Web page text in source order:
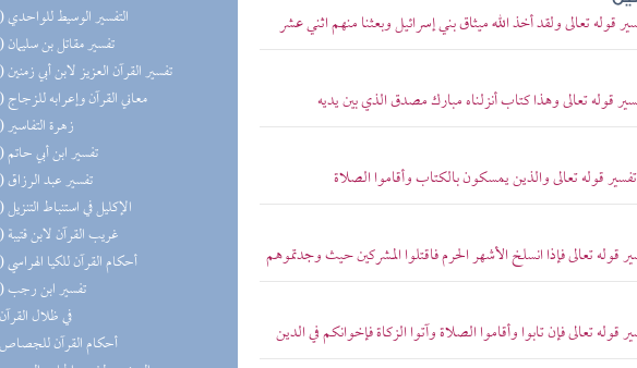
(36) التفسير الوسيط للواحدي
(36) تفسير مقاتل بن سليمان
(36) تفسير القرآن العزيز لابن أبي زمنين
(31) معاني القرآن وإعرابه للزجاج
(29) زهرة التفاسير
(19) تفسير ابن أبي حاتم
(18) تفسير عبد الرزاق
(18) الإكليل في استنباط التنزيل
(17) غريب القرآن لابن قتيبة
(14) أحكام القرآن للكيا الهراسي
(11) تفسير ابن رجب
(9) في ظلال
(5) أحكام القرآن
قوله تعالى ولقد أخذ الله ميثاق بني إسرائيل وبعثنا منهم اثني عشر
قوله تعالى وهذا كتاب أنزلناه مبارك مصدق الذي بين يديه
قوله تعالى والذين يمسكون بالكتاب وأقاموا الصلاة
قوله تعالى فإذا انسلخ الأشهر الحرم فاقتلوا المشركين حيث وجدتموهم
تعالى فإن تابوا وأقاموا الصلاة وآتوا الزكاة فإخوانكم في الدين